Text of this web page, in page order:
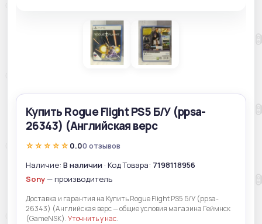
Купить Rogue Flight PS5 Б/У (ppsa-
26343) (Английская верс
☆☆☆☆☆ 0.00 отзывов
Наличие: В наличии · Код Товара: 7198118956
Sony— производитель
Доставка и гарантия на Купить Rogue Flight PS5 Б/У (ppsa-
26343) (Английская верс — общие условия магазина Геймнск
(GameNSK).Уточнить у нас.